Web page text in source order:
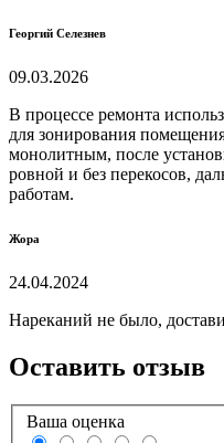
Георгий Селезнев
09.03.2026
В процессе ремонта
для зонирования
монолитным, после
ровной и без перекосов,
работам.
Жора
24.04.2024
Нареканий не было,
Оставить отзыв
Ваша оценка